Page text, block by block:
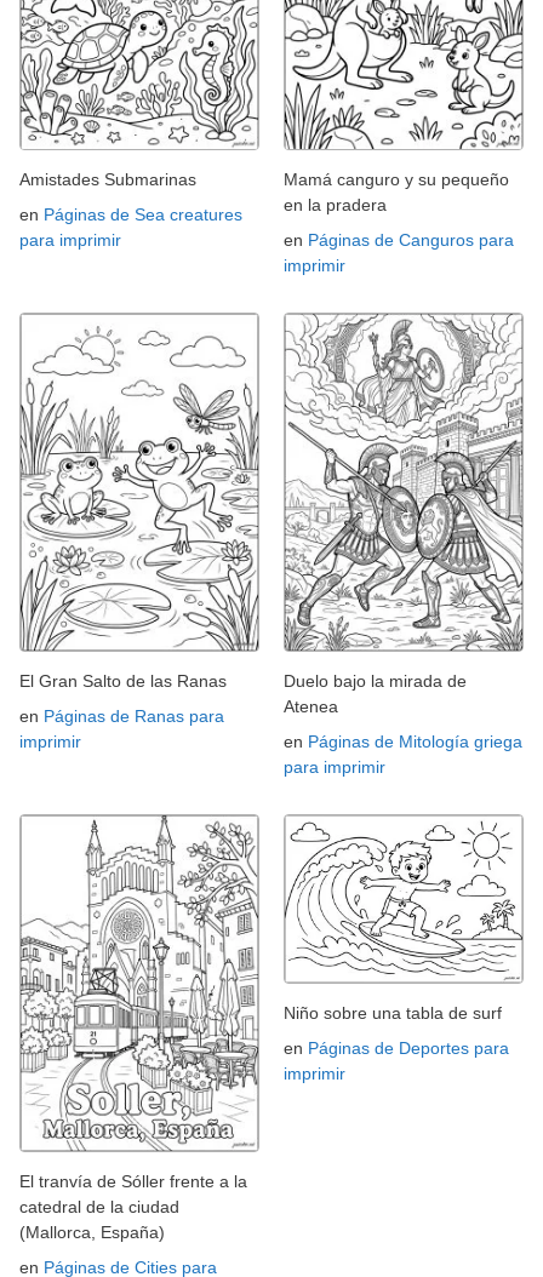
Amistades Submarinas
en Páginas de Sea creatures
para imprimir
Mamá canguro y su pequeño
en la pradera
en Páginas de Canguros para
imprimir
El Gran Salto de las Ranas
en Páginas de Ranas para
imprimir
Duelo bajo la mirada de
Atenea
en Páginas de Mitología griega
para imprimir
El tranvía de Sóller frente a la
catedral de la ciudad
(Mallorca, España)
en Páginas de Cities para
Niño sobre una tabla de surf
en Páginas de Deportes para
imprimir